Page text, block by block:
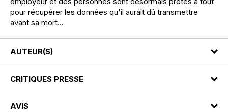
pour récupérer les données qu'il aurait dû transmettre
avant sa mort...
AUTEUR(S)
CRITIQUES PRESSE
AVIS